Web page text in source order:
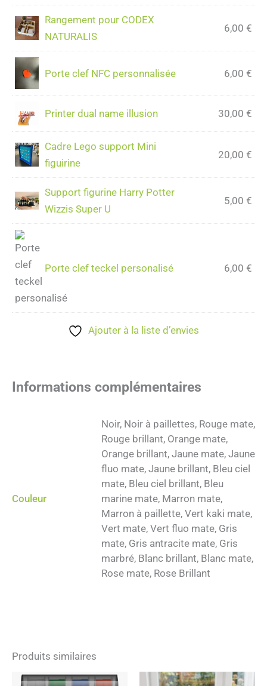
Rangement pour CODEX
NATURALIS
6,00 €
Porte clef NFC personnalisée 6,00 €
Printer dual name illusion 30,00 €
Cadre Lego support Mini
figuirine
20,00 €
Support figurine Harry Potter
Wizzis Super U
5,00 €
Porte clef teckel personalisé 6,00 €
Ajouter à la liste d’envies
Informations complémentaires
Couleur
Noir, Noir à paillettes, Rouge mate,
Rouge brillant, Orange mate,
Orange brillant, Jaune mate, Jaune
fluo mate, Jaune brillant, Bleu ciel
mate, Bleu ciel brillant, Bleu
marine mate, Marron mate,
Marron à paillette, Vert kaki mate,
Vert mate, Vert fluo mate, Gris
mate, Gris antracite mate, Gris
marbré, Blanc brillant, Blanc mate,
Rose mate, Rose Brillant
Produits similaires
Ce